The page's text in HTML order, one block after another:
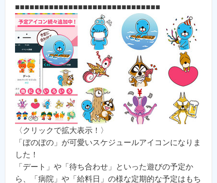
■■■■■■■■■■■■■■■■■■■■■■■■■■■■■■
〈クリックで拡大表示！〉
「ぼのぼの」が可愛いスケジュールアイコンになりま
した！
「デート」や「待ち合わせ」といった遊びの予定か
ら、「病院」や「給料日」の様な定期的な予定はもち